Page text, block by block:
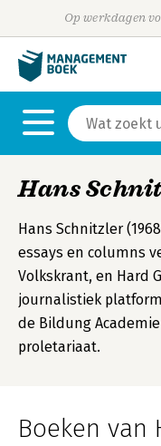
Op werkdagen
Hans
Hans Schnitzler
essays en columns
Volkskrant, en Hard
journalistiek
de Bildung
proletariaat.
Boeken van